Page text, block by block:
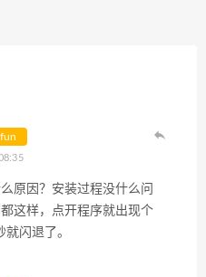
原因？安装过程没什么问
这样，点开程序就出现个
闪退了。